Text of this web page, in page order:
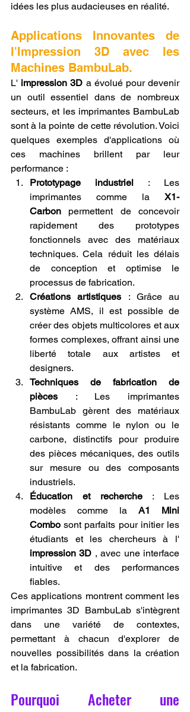
idées les plus audacieuses en réalité.
Applications Innovantes de
l'Impression 3D avec les
Machines BambuLab.
L' impression 3D a évolué pour devenir
un outil essentiel dans de nombreux
secteurs, et les imprimantes BambuLab
sont à la pointe de cette révolution. Voici
quelques exemples d'applications où
ces machines brillent par leur
performance :
Prototypage industriel : Les
imprimantes comme la X1-
Carbon permettent de concevoir
rapidement des prototypes
fonctionnels avec des matériaux
techniques. Cela réduit les délais
de conception et optimise le
processus de fabrication.
Créations artistiques : Grâce au
système AMS, il est possible de
créer des objets multicolores et aux
formes complexes, offrant ainsi une
liberté totale aux artistes et
designers.
Techniques de fabrication de
pièces : Les imprimantes
BambuLab gèrent des matériaux
résistants comme le nylon ou le
carbone, distinctifs pour produire
des pièces mécaniques, des outils
sur mesure ou des composants
industriels.
Éducation et recherche : Les
modèles comme la A1 Mini
Combo sont parfaits pour initier les
impression 3D , avec une interface
intuitive et des performances
fiables.
Ces applications montrent comment les
imprimantes 3D BambuLab s'intègrent
dans une variété de contextes,
permettant à chacun d'explorer de
nouvelles possibilités dans la création
et la fabrication.
Pourquoi Acheter une